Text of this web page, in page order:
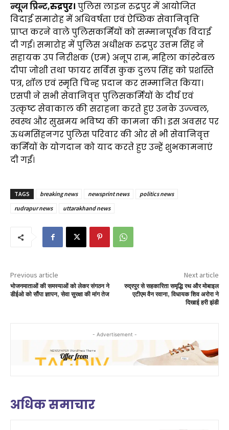
न्यूज प्रिन्ट,रुद्रपुर। पुलिस लाइन रुद्रपुर में आयोजित
विदाई समारोह में अधिवर्षता एवं ऐच्छिक सेवानिवृत्ति
प्राप्त करने वाले पुलिसकर्मियों को सम्मानपूर्वक विदाई
दी गई। समारोह में पुलिस अधीक्षक रुद्रपुर उत्तम सिंह ने
सहायक उप निरीक्षक (एम) अनूप राम, महिला कांस्टेबल
दीपा जोशी तथा फायर सर्विस कुक दुलप सिंह को प्रशस्ति
पत्र, शॉल एवं स्मृति चिन्ह प्रदान कर सम्मानित किया।
एसपी ने सभी सेवानिवृत्त पुलिसकर्मियों के दीर्घ एवं
उत्कृष्ट सेवाकाल की सराहना करते हुए उनके उज्ज्वल,
स्वस्थ और सुखमय भविष्य की कामना की। इस अवसर पर
ऊधमसिंहनगर पुलिस परिवार की ओर से भी सेवानिवृत्त
कर्मियों के योगदान को याद करते हुए उन्हें शुभकामनाएं
दी गईं।
TAGS breaking news newsprint news
politics news
rudrapur news
uttarakhand news
Previous article
भोजनमाताओं की समस्याओं को लेकर संगठन ने
डीईओ को सौंपा ज्ञापन, सेवा सुरक्षा की मांग तेज
Next article
रुद्रपुर से सहकारिता समृद्धि रथ और मोबाइल
एटीएम वैन रवाना, विधायक शिव अरोरा ने
दिखाई हरी झंडी
- Advertisement -
अधिक समाचार